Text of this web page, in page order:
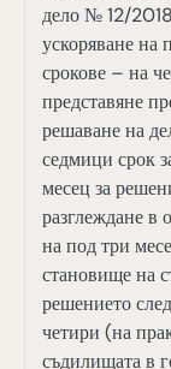
дело № 12/2018
ускоряване на
срокове – на
представяне
решаване на
седмици срок
месец за
разглеждане в
на под три
становище на
решението
четири (на
съдилищата в